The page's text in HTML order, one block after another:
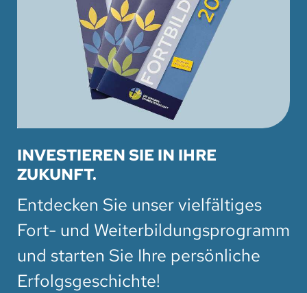
INVESTIEREN SIE IN IHRE
ZUKUNFT.
Entdecken Sie unser vielfältiges
Fort- und Weiterbildungsprogramm
und starten Sie Ihre persönliche
Erfolgsgeschichte!